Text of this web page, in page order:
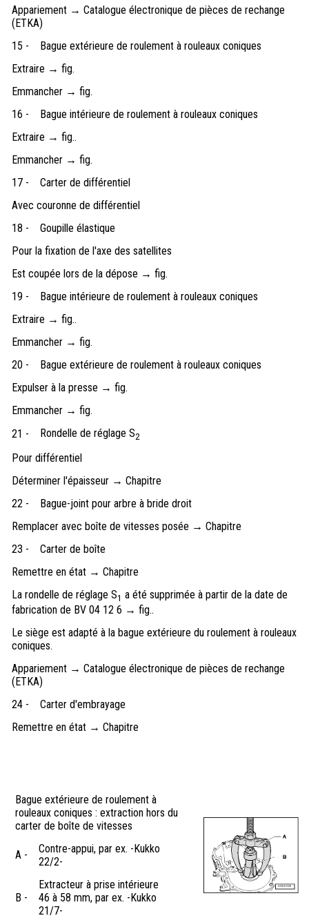
Appariement → Catalogue électronique de pièces de rechange
(ETKA)
15 -
Bague extérieure de roulement à rouleaux coniques
Extraire → fig.
Emmancher → fig.
16 -
Bague intérieure de roulement à rouleaux coniques
Extraire → fig..
Emmancher → fig.
17 -
Carter de différentiel
Avec couronne de différentiel
18 -
Goupille élastique
Pour la fixation de l'axe des satellites
Est coupée lors de la dépose → fig.
19 -
Bague intérieure de roulement à rouleaux coniques
Extraire → fig..
Emmancher → fig.
20 -
Bague extérieure de roulement à rouleaux coniques
Expulser à la presse → fig.
Emmancher → fig.
21 -
Rondelle de réglage S2
Pour différentiel
Déterminer l'épaisseur → Chapitre
22 -
Bague-joint pour arbre à bride droit
Remplacer avec boîte de vitesses posée → Chapitre
23 -
Carter de boîte
Remettre en état → Chapitre
La rondelle de réglage S1 a été supprimée à partir de la date de
fabrication de BV 04 12 6 → fig..
Le siège est adapté à la bague extérieure du roulement à rouleaux
coniques.
Appariement → Catalogue électronique de pièces de rechange
(ETKA)
24 -
Carter d'embrayage
Remettre en état → Chapitre
Bague extérieure de roulement à
rouleaux coniques : extraction hors du
carter de boîte de vitesses
A -
Contre-appui, par ex. -Kukko
22/2-
B -
Extracteur à prise intérieure
46 à 58 mm, par ex. -Kukko
21/7-